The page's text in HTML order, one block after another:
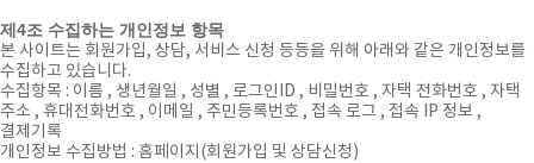
제4조 수집하는 개인정보 항목
본 사이트는 회원가입, 상담, 서비스 신청 등등을 위해 아래와 같은 개인정보를
수집하고 있습니다.
수집항목 : 이름 , 생년월일 , 성별 , 로그인ID , 비밀번호 , 자택 전화번호 , 자택
주소 , 휴대전화번호 , 이메일 , 주민등록번호 , 접속 로그 , 접속 IP 정보 ,
결제기록
개인정보 수집방법 : 홈페이지(회원가입 및 상담신청)